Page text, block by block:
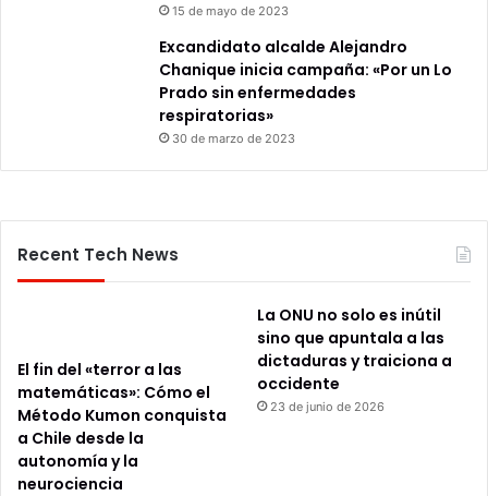
15 de mayo de 2023
Excandidato alcalde Alejandro
Chanique inicia campaña: «Por un Lo
Prado sin enfermedades
respiratorias»
30 de marzo de 2023
Recent Tech News
El fin del «terror a las
matemáticas»: Cómo el
Método Kumon conquista
a Chile desde la
autonomía y la
neurociencia
La ONU no solo es inútil
sino que apuntala a las
dictaduras y traiciona a
occidente
23 de junio de 2026